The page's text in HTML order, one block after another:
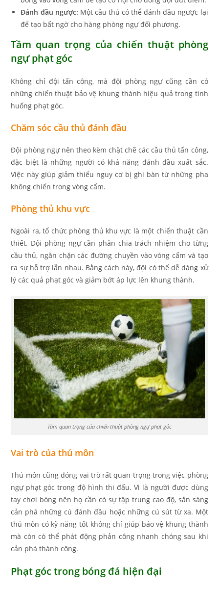
Đánh đầu ngược: Một cầu thủ có thể đánh đầu ngược lại
để tạo bất ngờ cho hàng phòng ngự đối phương.
Tầm quan trọng của chiến thuật phòng
ngự phạt góc
Không chỉ đội tấn công, mà đội phòng ngự cũng cần có
những chiến thuật bảo vệ khung thành hiệu quả trong tình
huống phạt góc.
Chăm sóc cầu thủ đánh đầu
Đội phòng ngự nên theo kèm chặt chẽ các cầu thủ tấn công,
đặc biệt là những người có khả năng đánh đầu xuất sắc.
Việc này giúp giảm thiểu nguy cơ bị ghi bàn từ những pha
không chiến trong vòng cấm.
Phòng thủ khu vực
Ngoài ra, tổ chức phòng thủ khu vực là một chiến thuật cần
thiết. Đội phòng ngự cần phân chia trách nhiệm cho từng
cầu thủ, ngăn chặn các đường chuyền vào vòng cấm và tạo
ra sự hỗ trợ lẫn nhau. Bằng cách này, đội có thể dễ dàng xử
lý các quả phạt góc và giảm bớt áp lực lên khung thành.
Tầm quan trọng của chiến thuật phòng ngự phạt góc
Vai trò của thủ môn
Thủ môn cũng đóng vai trò rất quan trọng trong việc phòng
ngự phạt góc trong độ hình thi đấu. Vì là người được dùng
tay chơi bóng nên họ cần có sự tập trung cao độ, sẵn sàng
cản phá những cú đánh đầu hoặc những cú sút từ xa. Một
thủ môn có kỹ năng tốt không chỉ giúp bảo vệ khung thành
mà còn có thể phát động phản công nhanh chóng sau khi
cản phá thành công.
Phạt góc trong bóng đá hiện đại